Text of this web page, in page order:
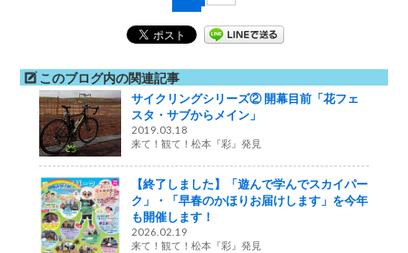
このブログ内の関連記事
サイクリングシリーズ② 開幕目前「花フェ
スタ・サブからメイン」
2019.03.18
来て！観て！松本『彩』発見
【終了しました】「遊んで学んでスカイパー
ク」・「早春のかほりお届けします」を今年
も開催します！
2026.02.19
来て！観て！松本『彩』発見